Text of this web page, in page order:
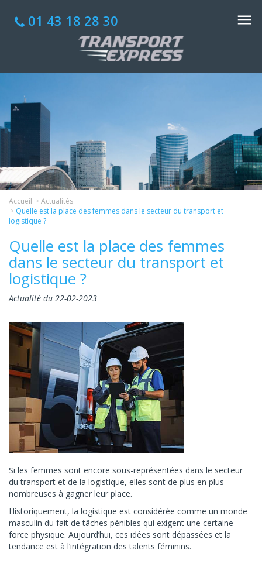
01 43 18 28 30
Accueil
Actualités
Quelle est la place des femmes dans le secteur du transport et
logistique ?
Quelle est la place des femmes
dans le secteur du transport et
logistique ?
Actualité du 22-02-2023
Si les femmes sont encore sous-représentées dans le secteur
du transport et de la logistique, elles sont de plus en plus
nombreuses à gagner leur place.
Historiquement, la logistique est considérée comme un monde
masculin du fait de tâches pénibles qui exigent une certaine
force physique. Aujourd’hui, ces idées sont dépassées et la
tendance est à l’intégration des talents féminins.